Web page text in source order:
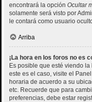
encontrará la opción Ocultar
solamente será visto por
le contará como usuario
Arriba
¡La hora en los foros no es
Es posible que esté viendo
este es el caso, visite el
horaria de acuerdo a su
etc. Recuerde que para
preferencias, debe estar